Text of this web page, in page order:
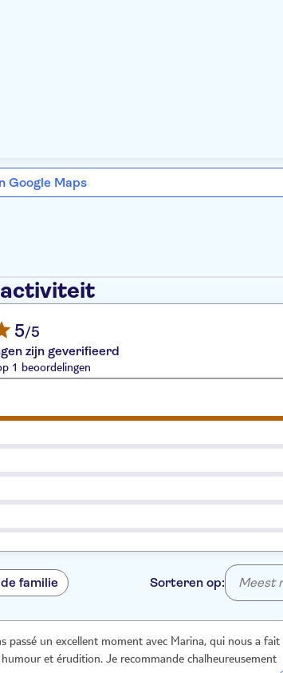
Google Maps
activiteit
5/5
zijn geverifieerd
1 beoordelingen
familie Sorteren op: Meest
passé un excellent moment avec Marina, qui nous a
humour et érudition. Je recommande chalheureusement